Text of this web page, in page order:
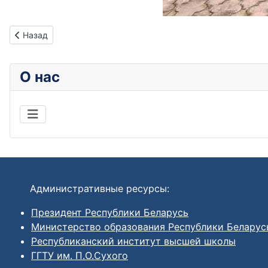
О нас
Предыдущий: В ИПКиП завершился онлайн-курс по
Назад
Административные ресурсы:
Президент Республики Беларусь
Министерство образования Республики
Республиканский институт высшей школы
ГГТУ им. П.О.Сухого